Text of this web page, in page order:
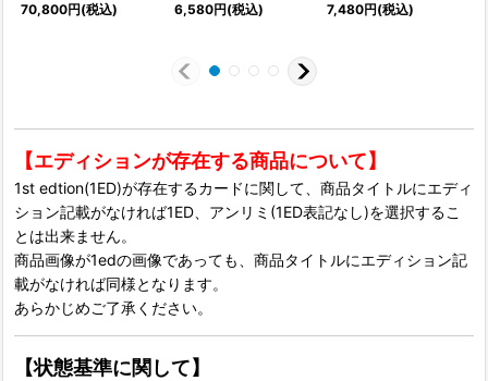
70,800円(税込)
6,580円(税込)
7,480円(税込)
【エディションが存在する商品について】
1st edtion(1ED)が存在するカードに関して、商品タイトルにエディ
ション記載がなければ1ED、アンリミ(1ED表記なし)を選択するこ
とは出来ません。
商品画像が1edの画像であっても、商品タイトルにエディション記
載がなければ同様となります。
あらかじめご了承ください。
【状態基準に関して】